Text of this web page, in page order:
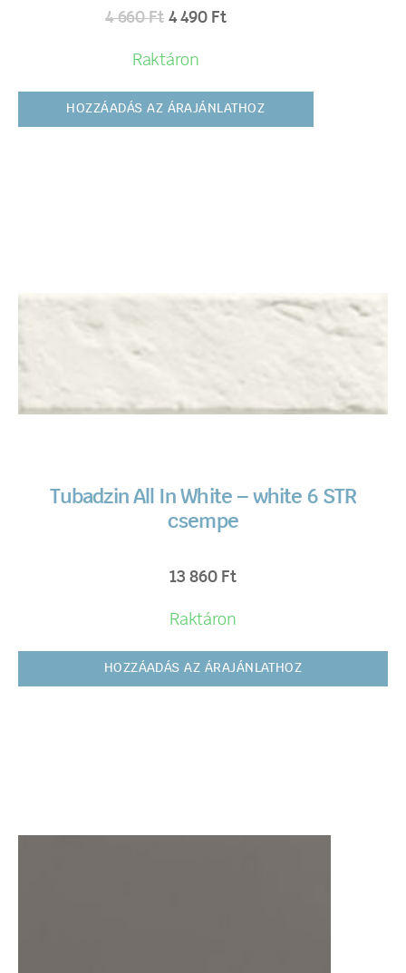
4 660Ft 4 490 Ft
Raktáron
HOZZÁADÁS AZ ÁRAJÁNLATHOZ
Tubadzin All In White – white 6 STR
csempe
13 860 Ft
Raktáron
HOZZÁADÁS AZ ÁRAJÁNLATHOZ